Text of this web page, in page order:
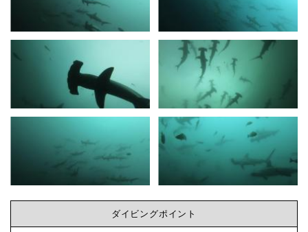
ン
な
ら
二
ま
航
で
す
ダイビングポイント